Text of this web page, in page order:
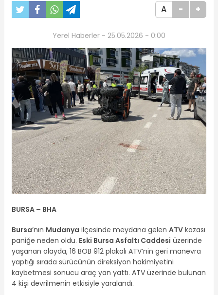
A - +
Yerel Haberler - 25.05.2026 - 0:00
BURSA – BHA
Bursa’nın Mudanya ilçesinde meydana gelen ATVkazası
paniğe neden oldu. Eski Bursa Asfaltı Caddesi üzerinde
yaşanan olayda, 16 BOB 912 plakalı ATV’nin geri manevra
yaptığı sırada sürücünün direksiyon hakimiyetini
kaybetmesi sonucu araç yan yattı. ATV üzerinde bulunan
4 kişi devrilmenin etkisiyle yaralandı.